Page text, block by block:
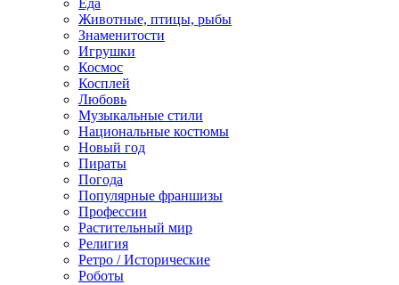
Еда
Животные, птицы, рыбы
Знаменитости
Игрушки
Космос
Косплей
Любовь
Музыкальные стили
Национальные костюмы
Новый год
Пираты
Погода
Популярные франшизы
Профессии
Растительный мир
Религия
Ретро / Исторические
Роботы